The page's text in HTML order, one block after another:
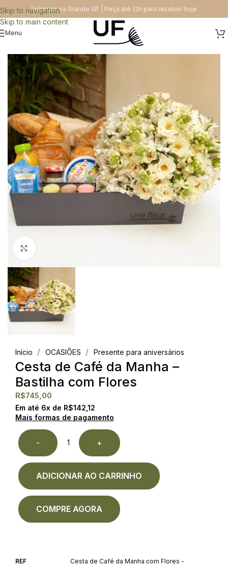
Skip to navigation
Skip to main content
Entregas na Grande SP | Peça até 12h para receber hoje
Menu
Início / OCASIÕES / Presente para aniversários
Cesta de Café da Manha –
Bastilha com Flores
R$745,00
Em até 6x de R$142,12
Mais formas de pagamento
- +
ADICIONAR AO CARRINHO
COMPRE AGORA
REF
Cesta de Café da Manha com Flores -